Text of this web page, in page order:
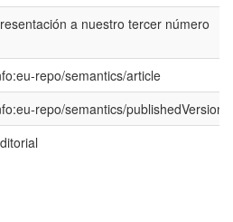
a nuestro tercer número
repo/semantics/article
repo/semantics/publishedVersion